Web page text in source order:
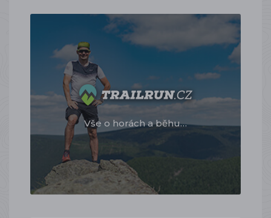
Vše o horách a běhu…